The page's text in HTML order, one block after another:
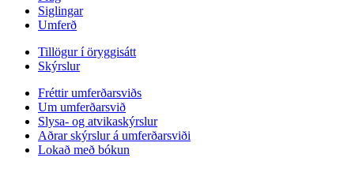
Siglingar
Umferð
Tillögur í öryggisátt
Skýrslur
Fréttir umferðarsviðs
Um umferðarsvið
Slysa- og atvikaskýrslur
Aðrar skýrslur á umferðarsviði
Lokað með bókun